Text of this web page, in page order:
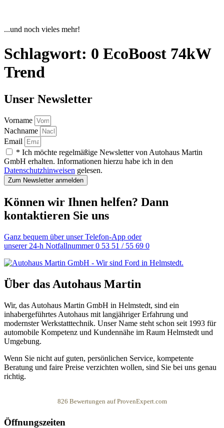
...und noch vieles mehr!
Schlagwort: 0 EcoBoost 74kW
Trend
Unser Newsletter
Vorname
Nachname
Email
* Ich möchte regelmäßige Newsletter von Autohaus Martin
GmbH erhalten. Informationen hierzu habe ich in den
Datenschutzhinweisen gelesen.
Zum Newsletter anmelden
Können wir Ihnen helfen? Dann
kontaktieren Sie uns
Ganz bequem über unser Telefon-App oder
unserer 24-h Notfallnummer 0 53 51 / 55 69 0
Über das Autohaus Martin
Wir, das Autohaus Martin GmbH in Helmstedt, sind ein
inhabergeführtes Autohaus mit langjähriger Erfahrung und
modernster Werkstatttechnik. Unser Name steht schon seit 1993 für
automobile Kompetenz und Kundennähe im Raum Helmstedt und
Umgebung.
Wenn Sie nicht auf guten, persönlichen Service, kompetente
Beratung und faire Preise verzichten wollen, sind Sie bei uns genau
richtig.
826 Bewertungen auf ProvenExpert.com
Öffnungszeiten